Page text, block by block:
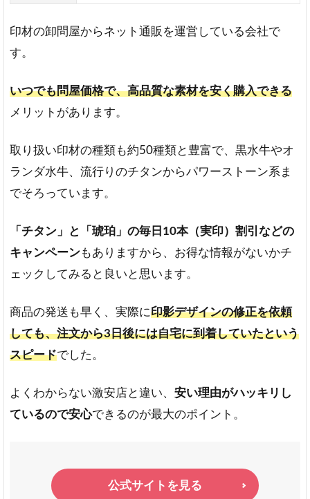
印材の卸問屋からネット通販を運営している会社で
す。
いつでも問屋価格で、高品質な素材を安く購入できる
メリットがあります。
取り扱い印材の種類も約50種類と豊富で、黒水牛やオ
ランダ水牛、流行りのチタンからパワーストーン系ま
でそろっています。
「チタン」と「琥珀」の毎日10本（実印）割引などの
キャンペーンもありますから、お得な情報がないかチ
ェックしてみると良いと思います。
商品の発送も早く、実際に印影デザインの修正を依頼
しても、注文から3日後には自宅に到着していたという
スピードでした。
よくわからない激安店と違い、 安い理由がハッキリし
ているので安心できるのが最大のポイント。
公式サイトを見る